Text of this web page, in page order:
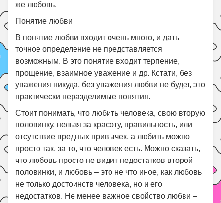
же любовь.
Понятие любви
В понятие любви входит очень много, и дать
точное определение не представляется
возможным. В это понятие входит терпение,
прощение, взаимное уважение и др. Кстати, без
уважения никуда, без уважения любви не будет, это
практически неразделимые понятия.
Стоит понимать, что любить человека, свою вторую
половинку, нельзя за красоту, правильность, или
отсутствие вредных привычек, а любить можно
просто так, за то, что человек есть. Можно сказать,
что любовь просто не видит недостатков второй
половинки, и любовь – это не что иное, как любовь
не только достоинств человека, но и его
недостатков. Не менее важное свойство любви –